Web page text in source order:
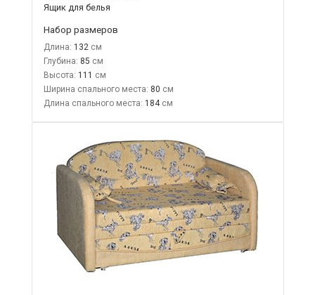
Ящик для белья
Набор размеров
Длина: 132
Глубина: 85
Высота: 111
Ширина спального места: 80
Длина спального места: 184